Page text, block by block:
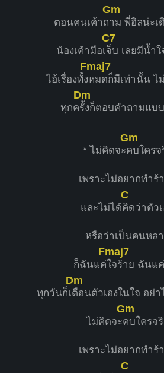
ตอนคนเค้าถ
Gm
าม พี่อิลน่ะเ
น้องเค้ามือเ
C7
จ็บ เลยมีน้ำ
ไอ้เรื่องทั้ง
Fmaj7
หมดก็มีเท่านั้น ไ
ทุกค
Dm
รั้งก็ตอบคำถามแบ
* ไม่คิดจะ
Gm
คบใครจ
เพราะไม่อยากทำร้
และไม่ได้
C
คิดว่าตัวเ
หรือว่าเป็นคนหล
ก็ฉันแค่
Fmaj7
ใจร้าย ฉันแ
ทุกวันก็เ
Dm
ตือนตัวเองในใจ อย่
ไม่คิดจะ
Gm
คบใครจริ
เพราะไม่อยากทำร้
C